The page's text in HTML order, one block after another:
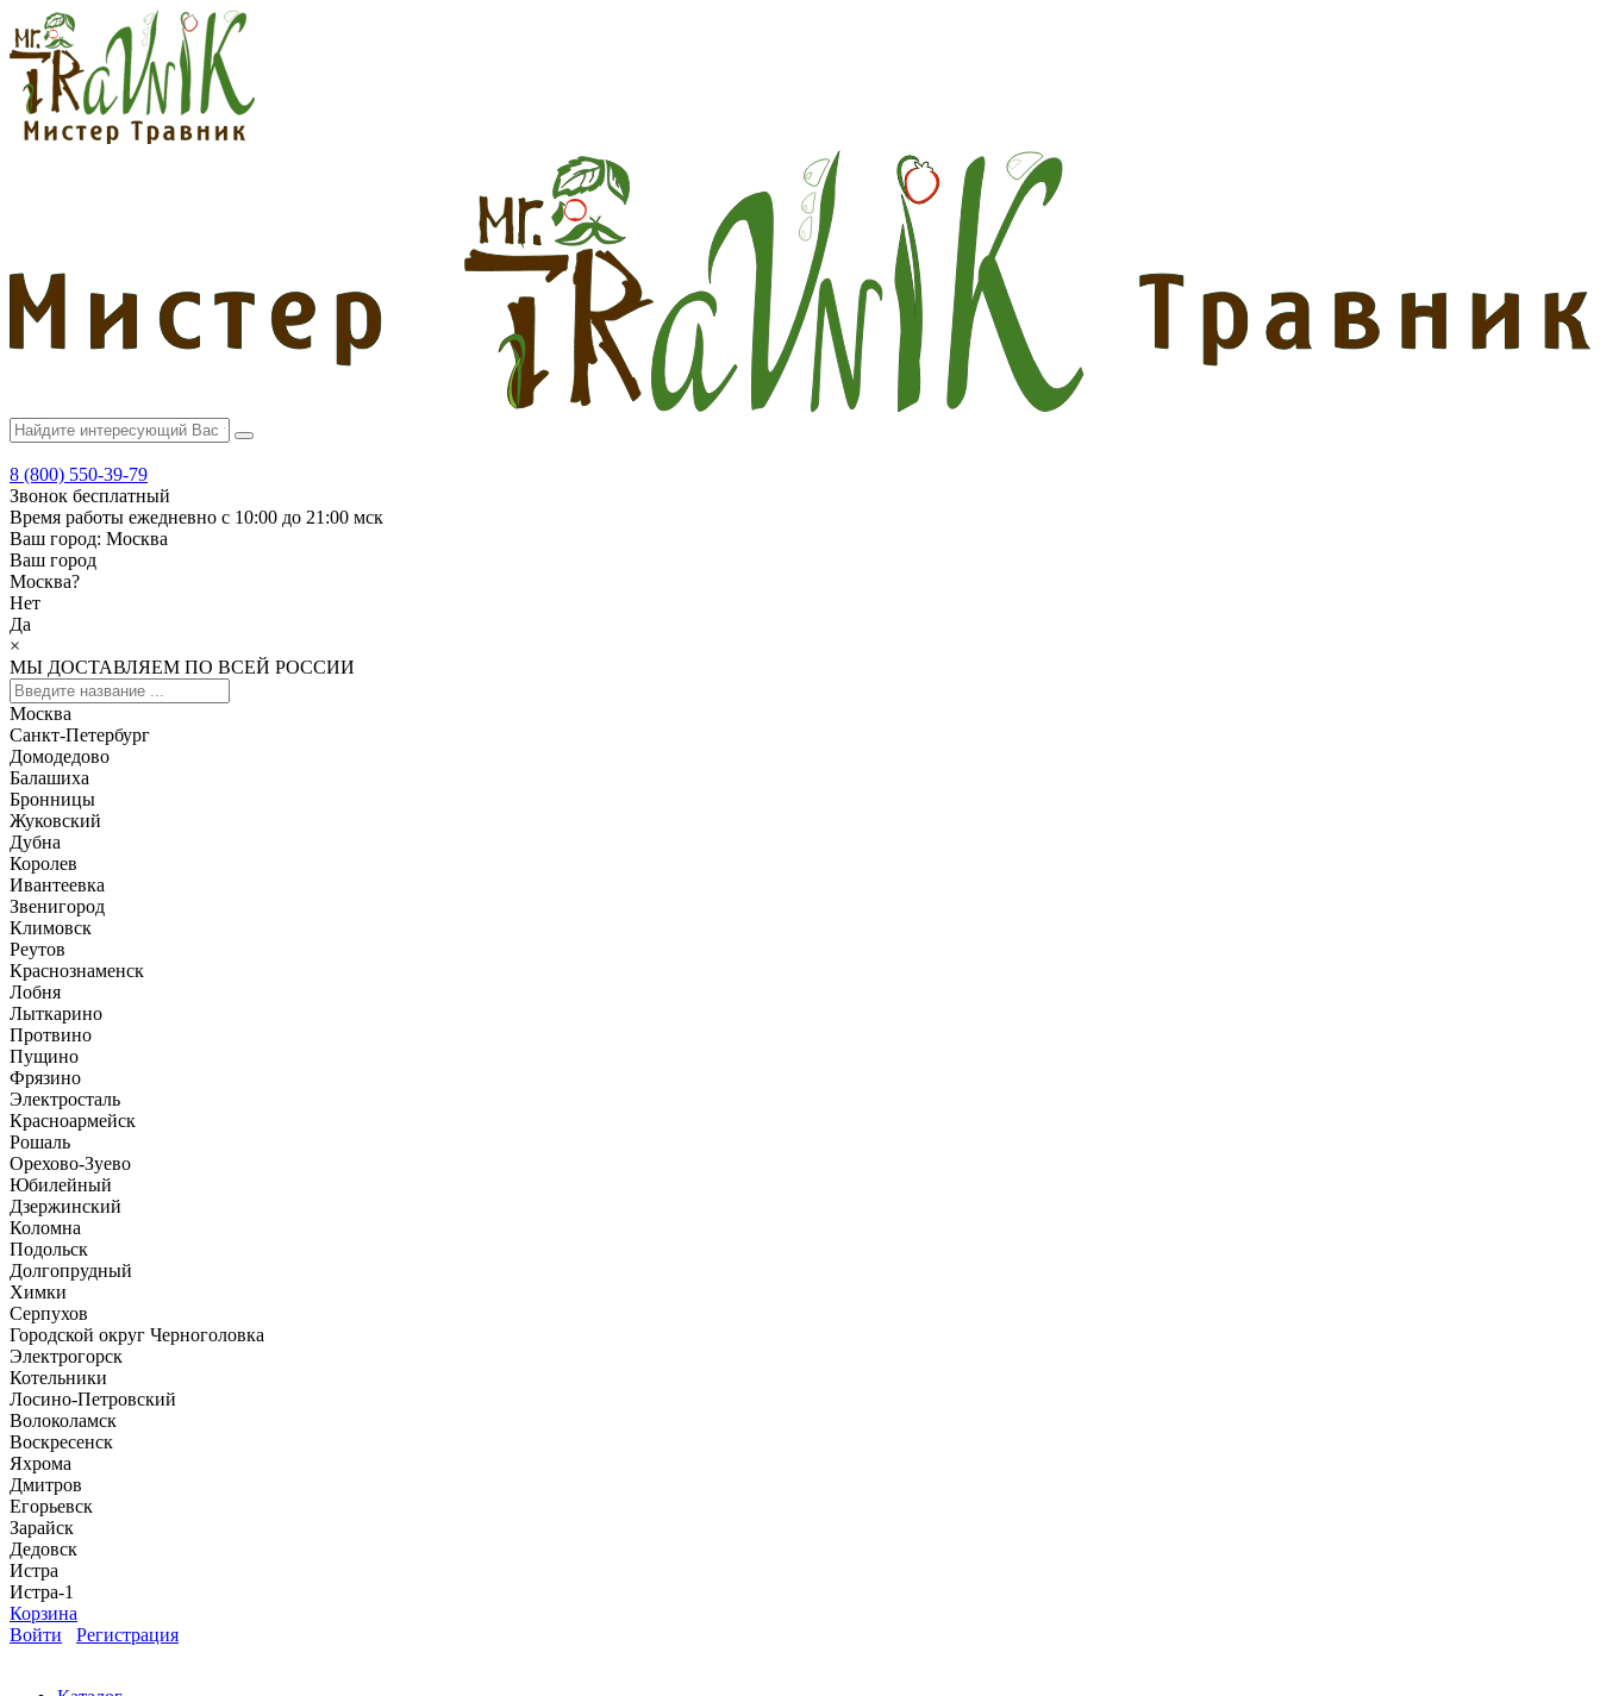
8 (800) 550-39-79
Звонок бесплатный
Время работы ежедневно с 10:00 до 21:00 мск
Ваш город: Москва
Ваш город
Москва?
Нет
Да
×
МЫ ДОСТАВЛЯЕМ ПО ВСЕЙ РОССИИ
Москва
Санкт-Петербург
Домодедово
Балашиха
Бронницы
Жуковский
Дубна
Королев
Ивантеевка
Звенигород
Климовск
Реутов
Краснознаменск
Лобня
Лыткарино
Протвино
Пущино
Фрязино
Электросталь
Красноармейск
Рошаль
Орехово-Зуево
Юбилейный
Дзержинский
Коломна
Подольск
Долгопрудный
Химки
Серпухов
Городской округ Черноголовка
Электрогорск
Котельники
Лосино-Петровский
Волоколамск
Воскресенск
Яхрома
Дмитров
Егорьевск
Зарайск
Дедовск
Истра
Истра-1
Корзина
Войти
Регистрация